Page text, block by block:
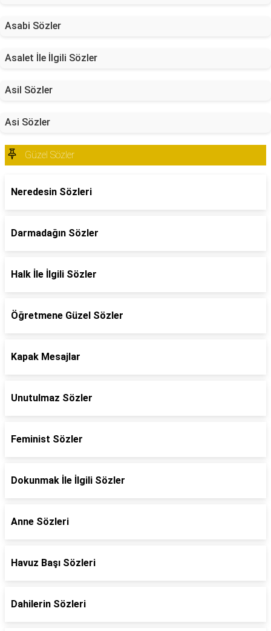
Asabi Sözler
Asalet İle İlgili Sözler
Asil Sözler
Asi Sözler
Güzel Sözler
Neredesin Sözleri
Darmadağın Sözler
Halk İle İlgili Sözler
Öğretmene Güzel Sözler
Kapak Mesajlar
Unutulmaz Sözler
Feminist Sözler
Dokunmak İle İlgili Sözler
Anne Sözleri
Havuz Başı Sözleri
Dahilerin Sözleri